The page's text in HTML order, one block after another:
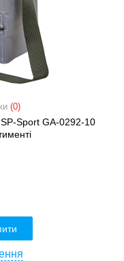
(0)
Sport GA-0292-10